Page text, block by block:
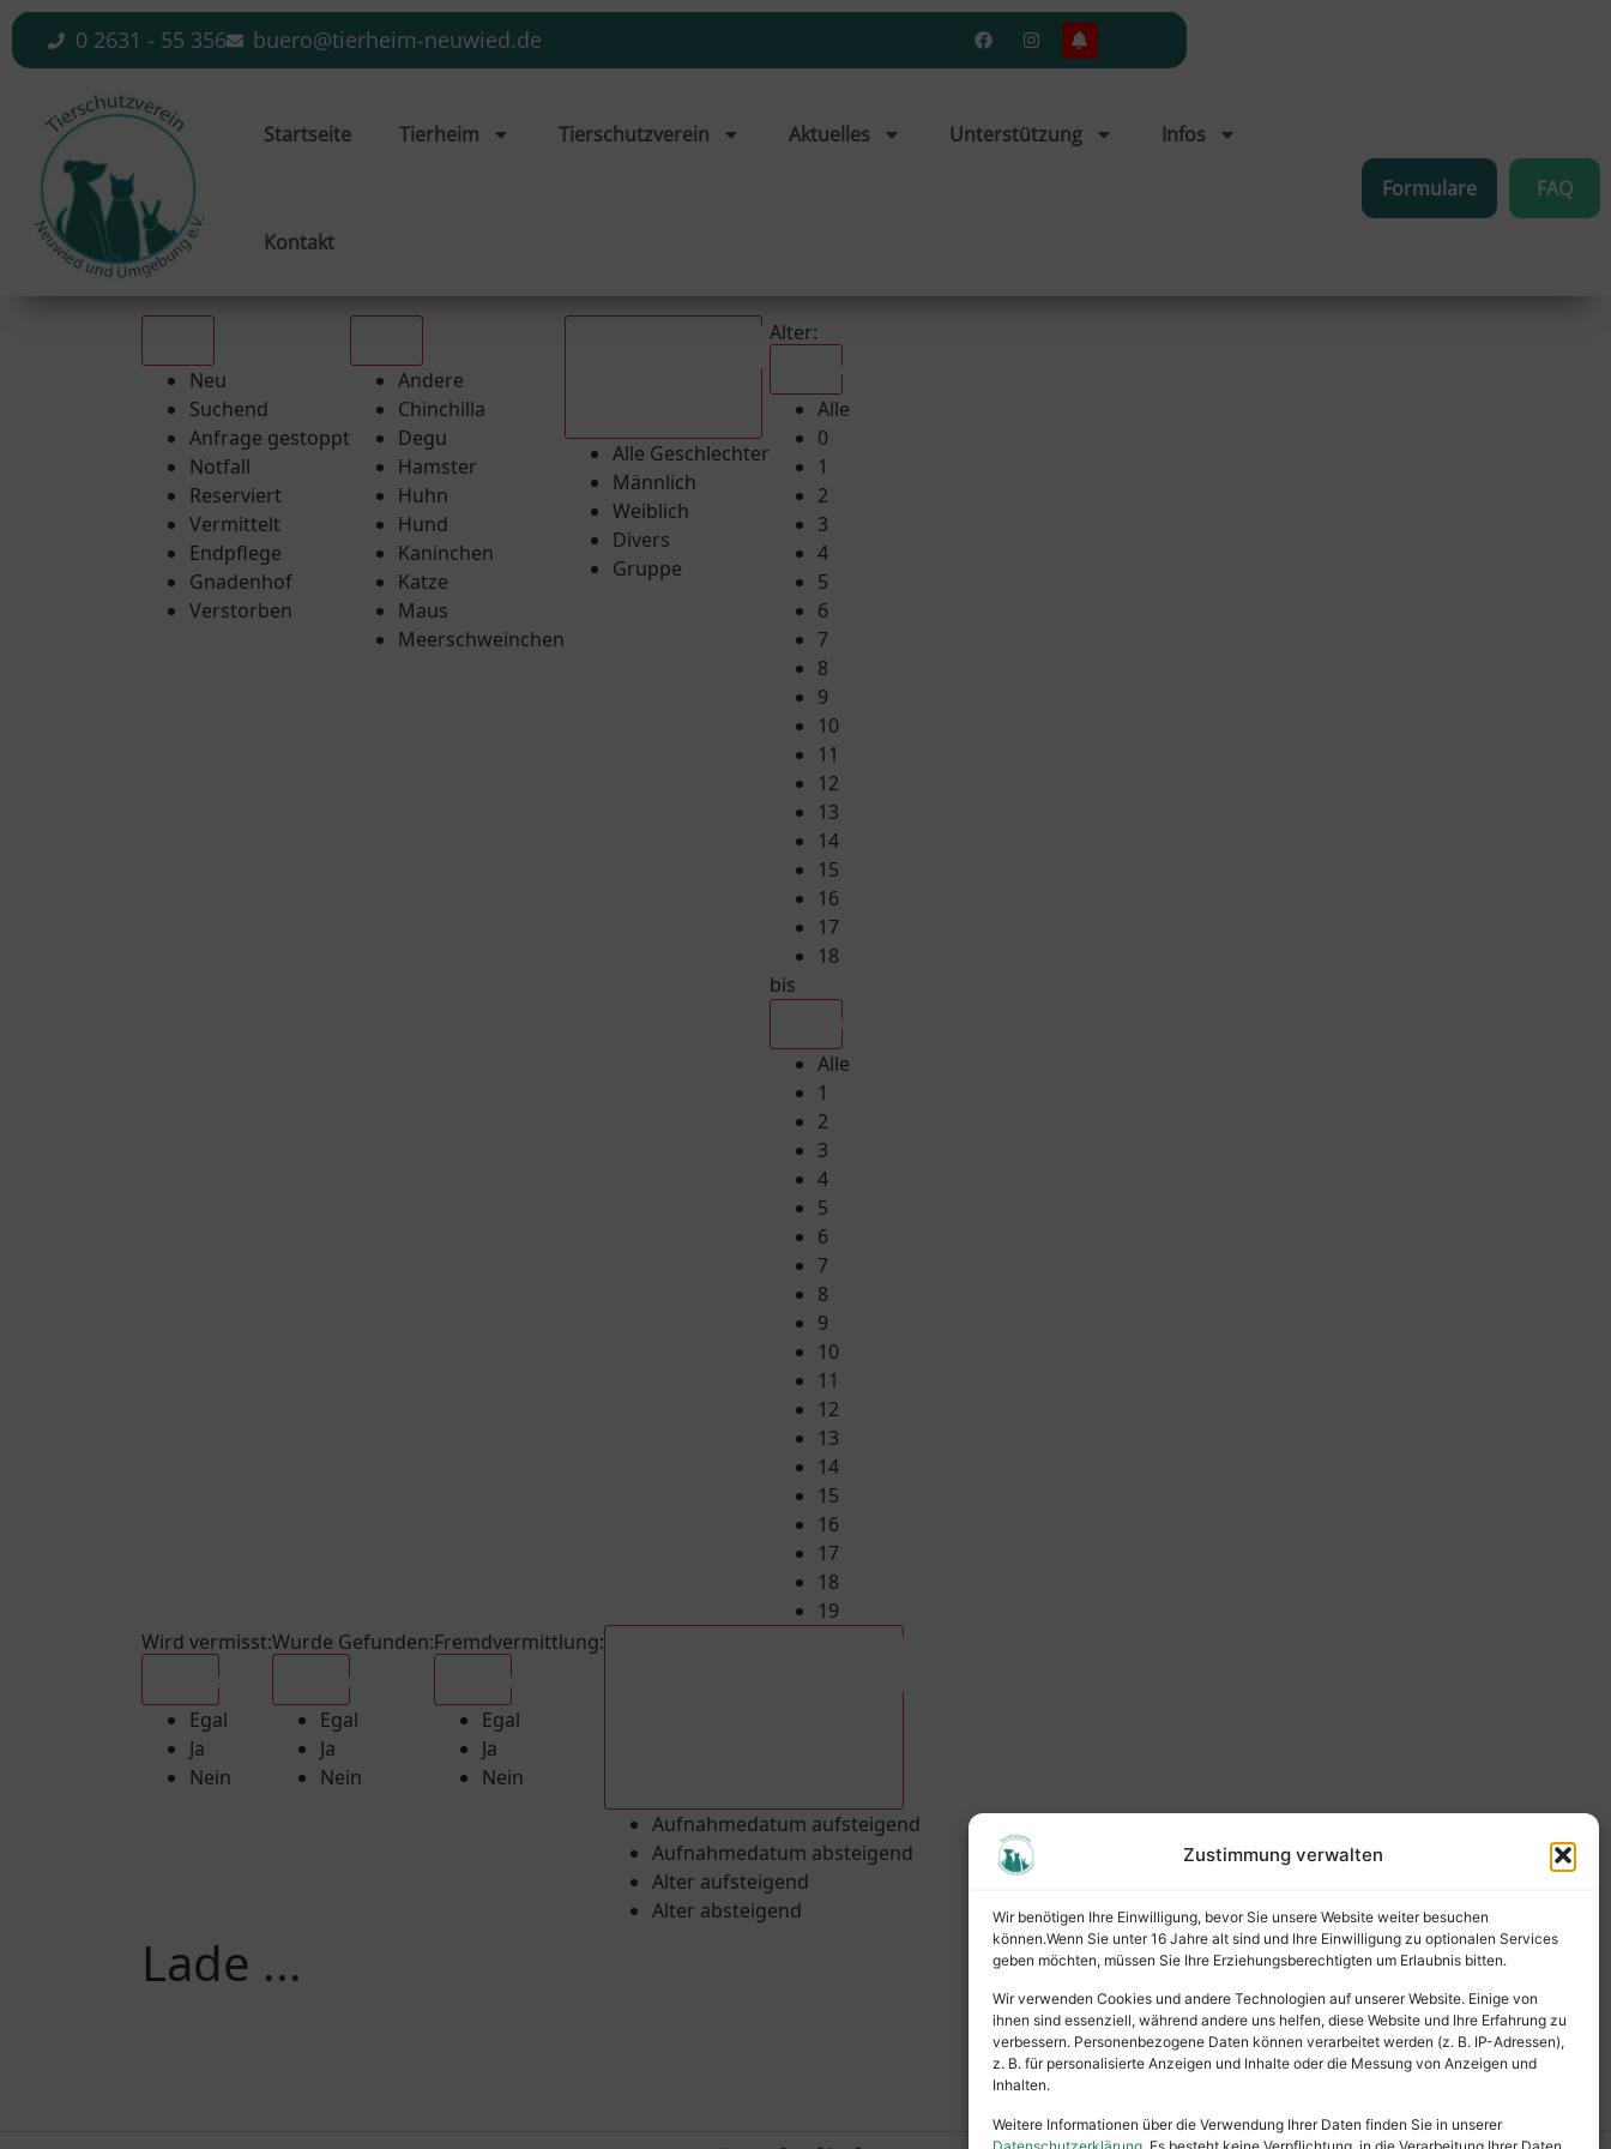
Zustimmung verwalten
Wir benötigen Ihre Einwilligung, bevor Sie unsere Website weiter besuchen
können.Wenn Sie unter 16 Jahre alt sind und Ihre Einwilligung zu optionalen Services
geben möchten, müssen Sie Ihre Erziehungsberechtigten um Erlaubnis bitten.
Wir verwenden Cookies und andere Technologien auf unserer Website. Einige von
ihnen sind essenziell, während andere uns helfen, diese Website und Ihre Erfahrung zu
verbessern. Personenbezogene Daten können verarbeitet werden (z. B. IP-Adressen),
z. B. für personalisierte Anzeigen und Inhalte oder die Messung von Anzeigen und
Inhalten.
Weitere Informationen über die Verwendung Ihrer Daten finden Sie in unserer
0 2631 - 55 356 buero@tierheim-neuwied.de
Startseite Tierheim Tierschutzverein Aktuelles Unterstützung Infos
Kontakt
Formulare FAQ
Neu
Suchend
Anfrage gestoppt
Notfall
Reserviert
Vermittelt
Endpflege
Gnadenhof
Verstorben
Andere
Chinchilla
Degu
Hamster
Huhn
Hund
Kaninchen
Katze
Maus
Meerschweinchen
Alle Geschlechter
Männlich
Weiblich
Divers
Gruppe
Alter:
Alle
0
1
2
3
4
5
6
7
8
9
10
11
12
13
14
15
16
17
18
bis
Alle
1
2
3
4
5
6
7
8
9
10
11
12
13
14
15
16
17
18
19
Wird vermisst:
Egal
Ja
Nein
Wurde Gefunden:
Egal
Ja
Nein
Fremdvermittlung:
Egal
Ja
Nein
Aufnahmedatum aufsteigend
Aufnahmedatum absteigend
Alter aufsteigend
Alter absteigend
Lade ...